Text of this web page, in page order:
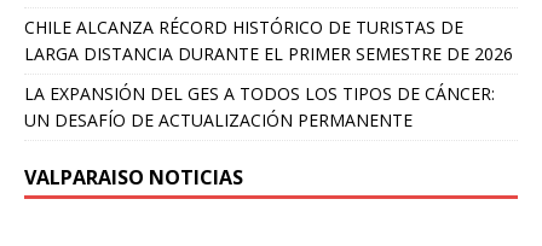
CHILE ALCANZA RÉCORD HISTÓRICO DE TURISTAS DE
LARGA DISTANCIA DURANTE EL PRIMER SEMESTRE DE 2026
LA EXPANSIÓN DEL GES A TODOS LOS TIPOS DE CÁNCER:
UN DESAFÍO DE ACTUALIZACIÓN PERMANENTE
VALPARAISO NOTICIAS